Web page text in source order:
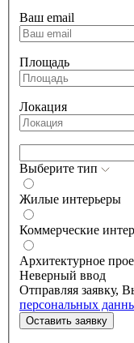
Ваш email
Площадь
Локация
Выберите тип
Жилые интерьеры
Коммерческие
Архитектурное
Неверный ввод
Отправляя заявку,
персональных
Оставить заявку